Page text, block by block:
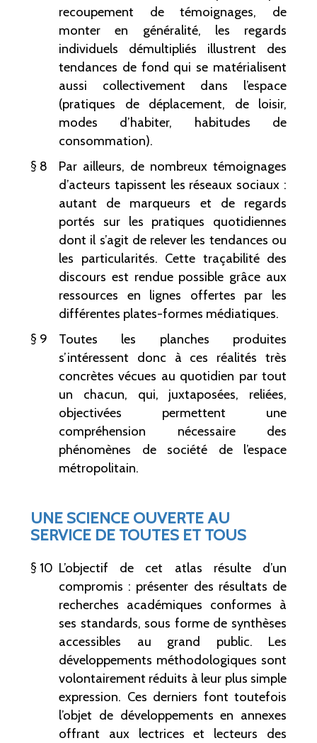
recoupement de témoignages, de
monter en généralité, les regards
individuels démultipliés illustrent des
tendances de fond qui se matérialisent
aussi collectivement dans l’espace
(pratiques de déplacement, de loisir,
modes d’habiter, habitudes de
consommation).
8
Par ailleurs, de nombreux témoignages
d’acteurs tapissent les réseaux sociaux :
autant de marqueurs et de regards
portés sur les pratiques quotidiennes
dont il s’agit de relever les tendances ou
les particularités. Cette traçabilité des
discours est rendue possible grâce aux
ressources en lignes offertes par les
différentes plates-formes médiatiques.
9
Toutes les planches produites
s’intéressent donc à ces réalités très
concrètes vécues au quotidien par tout
un chacun, qui, juxtaposées, reliées,
objectivées permettent une
compréhension nécessaire des
phénomènes de société de l’espace
métropolitain.
UNE SCIENCE OUVERTE AU
SERVICE DE TOUTES ET TOUS
10 L’objectif de cet atlas résulte d’un
compromis : présenter des résultats de
recherches académiques conformes à
ses standards, sous forme de synthèses
accessibles au grand public. Les
développements méthodologiques sont
volontairement réduits à leur plus simple
expression. Ces derniers font toutefois
l’objet de développements en annexes
offrant aux lectrices et lecteurs des